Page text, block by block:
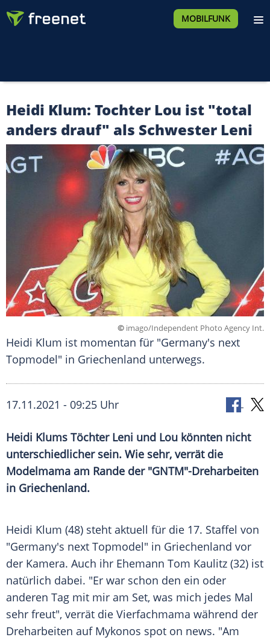
MOBILFUNK
Heidi Klum: Tochter Lou ist "total
anders drauf" als Schwester Leni
© imago/Independent Photo Agency Int.
Heidi Klum ist momentan für "Germany's next
Topmodel" in Griechenland unterwegs.
17.11.2021 - 09:25 Uhr
Heidi Klums Töchter Leni und Lou könnten nicht
unterschiedlicher sein. Wie sehr, verrät die
Modelmama am Rande der "GNTM"-Dreharbeiten
in Griechenland.
Heidi Klum (48) steht aktuell für die 17. Staffel von
"Germany's next Topmodel" in Griechenland vor
der Kamera. Auch ihr Ehemann Tom Kaulitz (32) ist
natürlich dabei. "Er war schon den ein oder
anderen Tag mit mir am Set, was mich jedes Mal
sehr freut", verrät die Vierfachmama während der
Dreharbeiten auf Mykonos spot on news. "Am